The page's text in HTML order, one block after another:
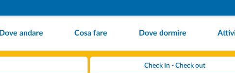
Dove andare Cosa fare Dove dormire